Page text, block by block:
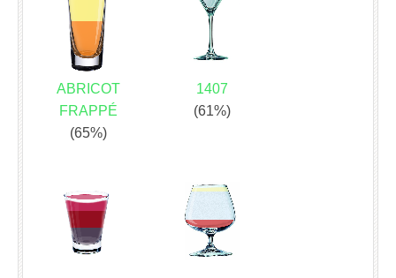
ABRICOT
FRAPPÉ
(65%)
1407
(61%)